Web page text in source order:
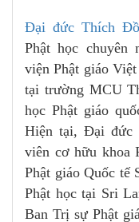
Đại đức Thích
Phật học chuyên
viện Phật giáo
tại trường MCU
học Phật giáo
Hiện tại, Đại đức
viên cơ hữu khoa
Phật giáo Quốc tế
Phật học tại Sri
Ban Trị sự Phật